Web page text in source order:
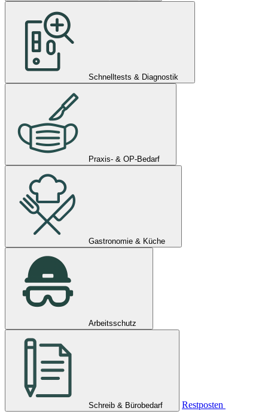
Schnelltests & Diagnostik
Praxis- & OP-Bedarf
Gastronomie & Küche
Arbeitsschutz
Schreib & Bürobedarf
Restposten